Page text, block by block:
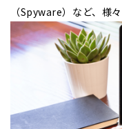
（Spyware）など、様